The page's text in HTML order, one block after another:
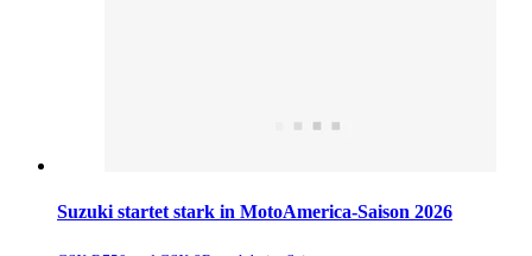
Suzuki startet stark in MotoAmerica-Saison 2026